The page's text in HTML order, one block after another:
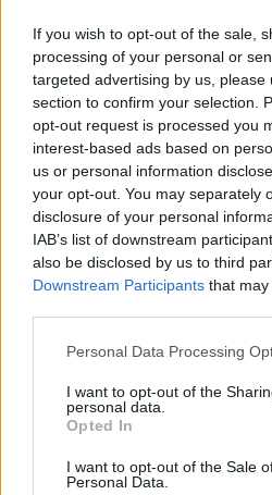
If you wish to opt-out of the sale,
processing of your personal or
targeted advertising by us, please
section to confirm your selection.
opt-out request is processed you
interest-based ads based on
us or personal information
your opt-out. You may separately
disclosure of your personal
IAB’s list of downstream
also be disclosed by us to third
Downstream Participants that
Please note that this website/app
not limited to your visit or usage
grant or deny consent to Google
use your data for below specified
consent section.
Personal Data Processing
I want to opt-out of the
personal data.
Opted In
I want to opt-out of the Sale
Personal Data.